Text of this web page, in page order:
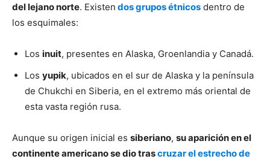
del lejano norte. Existen dos grupos étnicos dentro de
los esquimales:
Los inuit, presentes en Alaska, Groenlandia y Canadá.
Los yupik, ubicados en el sur de Alaska y la península
de Chukchi en Siberia, en el extremo más oriental de
esta vasta región rusa.
Aunque su origen inicial es siberiano, su aparición en el
continente americano se dio trascruzar el estrecho de